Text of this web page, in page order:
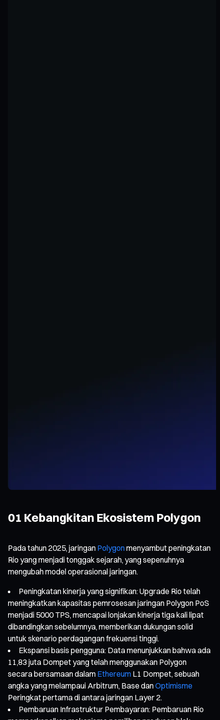
01 Kebangkitan Ekosistem Polygon
Pada tahun 2025, jaringan Polygonmenyambut peningkatan
Rio yang menjadi tonggak sejarah, yang sepenuhnya
mengubah model operasional jaringan.
Peningkatan kinerja yang signifikan: Upgrade Rio telah
meningkatkan kapasitas pemrosesan jaringan Polygon PoS
menjadi 5000 TPS, mencapai lonjakan kinerja tiga kali lipat
dibandingkan sebelumnya, memberikan dukungan solid
untuk skenario perdagangan frekuensi tinggi.
Ekspansi basis pengguna: Data menunjukkan bahwa ada
11,83 juta Dompet yang telah menggunakan Polygon
secara bersamaan dalam Ethereum L1 Dompet, sebuah
angka yang melampaui Arbitrum, Base danOptimisme
Peringkat pertama di antara jaringan Layer 2.
Pembaruan Infrastruktur Pembayaran: Pembaruan Rio